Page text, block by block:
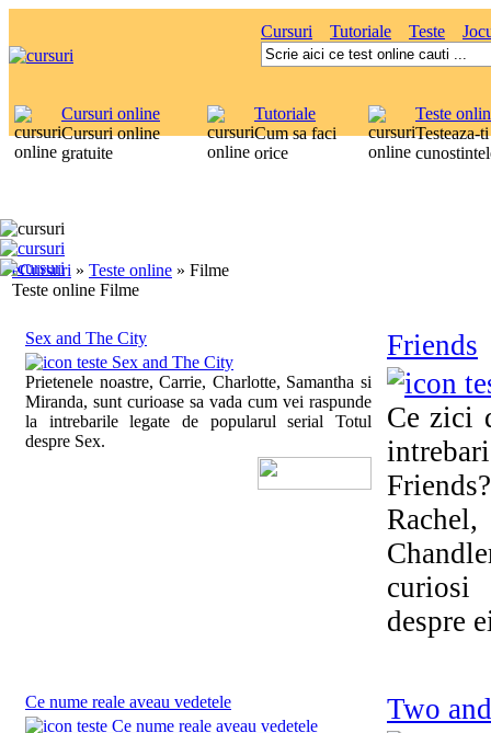
Cursuri Tutoriale Teste
Cursuri online
Cursuri online
gratuite
Tutoriale
Cum sa faci
orice
Teste
Testeaza-ti
eCursuri » Teste online » Filme
Teste online Filme
Sex and The City
Prietenele noastre, Carrie, Charlotte, Samantha si
Miranda, sunt curioase sa vada cum vei raspunde
la intrebarile legate de popularul serial Totul
despre Sex.
Friends
Ce zici
despre
Ce nume reale aveau vedetele Two